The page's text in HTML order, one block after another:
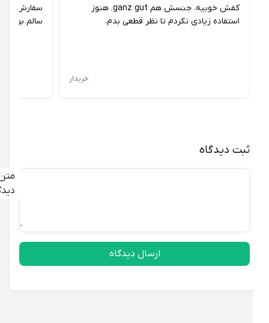
ثبت دیدگاه
متن
دیدگاه
ارسال دیدگاه
کفش خوبیه. جنسش هم ganz gut. هنوز
استفاده زیادی نکردم تا نظر قطعی بدم.
خریدار
سفارش رو به
سالم بود.